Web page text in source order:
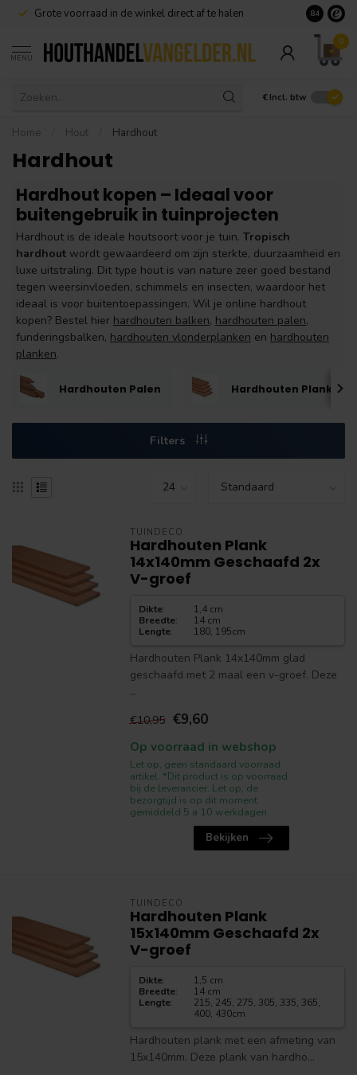
Dé specialist in Douglas hout 8.4
MENU
0
€ Incl. btw
Home Hout Hardhout
Hardhout
Hardhout kopen – Ideaal voor
buitengebruik in tuinprojecten
Hardhout is de ideale houtsoort voor je tuin. Tropisch
hardhout wordt gewaardeerd om zijn sterkte, duurzaamheid en
luxe uitstraling. Dit type hout is van nature zeer goed bestand
tegen weersinvloeden, schimmels en insecten, waardoor het
ideaal is voor buitentoepassingen. Wil je online hardhout
kopen? Bestel hier hardhouten balken, hardhouten palen,
funderingsbalken, hardhouten vlonderplanken en hardhouten
planken.
Hardhouten Palen Hardhouten Planken
Filters
TUINDECO
Hardhouten Plank
14x140mm Geschaafd 2x
V-groef
Dikte:
1,4 cm
Breedte:
14 cm
Lengte: 180, 195cm
Hardhouten Plank 14x140mm glad
geschaafd met 2 maal een v-groef. Deze
...
€10,95 €9,60
Op voorraad in webshop
Let op, geen standaard voorraad
artikel. *Dit product is op voorraad
bij de leverancier. Let op, de
bezorgtijd is op dit moment
gemiddeld 5 a 10 werkdagen.
Bekijken
TUINDECO
Hardhouten Plank
15x140mm Geschaafd 2x
V-groef
Dikte:
1,5 cm
Breedte:
14 cm
Lengte:
215, 245, 275, 305, 335, 365,
400, 430cm
Hardhouten plank met een afmeting van
15x140mm. Deze plank van hardho...